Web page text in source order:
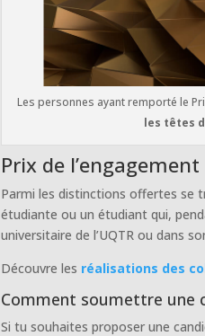
Les personnes ayant remporté le
les têtes
Prix de
Parmi les distinctions offertes se
étudiante ou un étudiant qui,
universitaire de l’UQTR ou dans
Découvre les réalisations des
Comment soumettre une
Si tu souhaites proposer une